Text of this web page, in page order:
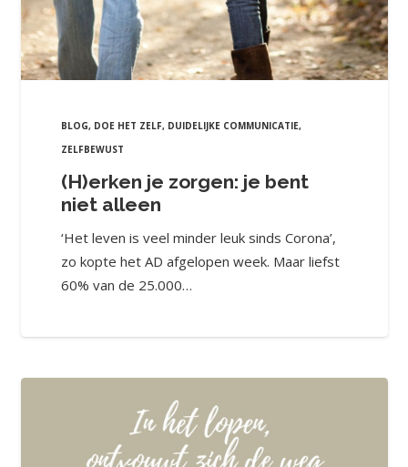
BLOG, DOE HET ZELF, DUIDELIJKE COMMUNICATIE,
ZELFBEWUST
(H)erken je zorgen: je bent
niet alleen
‘Het leven is veel minder leuk sinds Corona’,
zo kopte het AD afgelopen week. Maar liefst
60% van de 25.000…